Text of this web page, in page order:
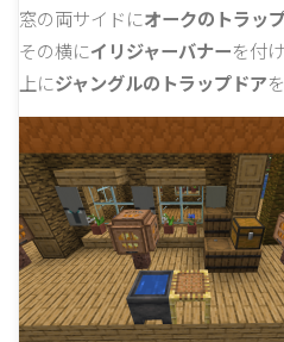
窓の両サイドにオークのトラッ
その横にイリジャーバナーを付
上にジャングルのトラップドア